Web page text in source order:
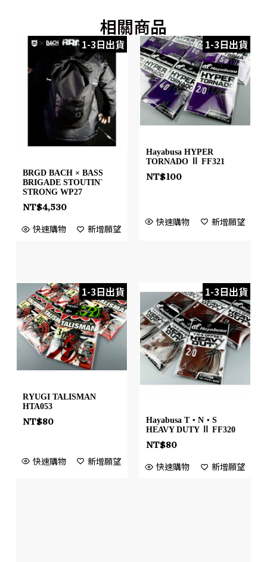
相關商品
1-3日出貨
BRGD BACH × BASS
BRIGADE STOUTIN`
STRONG WP27
NT$4,530
快速購物 新增願望
1-3日出貨
Hayabusa HYPER
TORNADO Ⅱ FF321
NT$100
快速購物 新增願望
1-3日出貨
RYUGI TALISMAN
HTA053
NT$80
快速購物 新增願望
1-3日出貨
Hayabusa T・N・S
HEAVY DUTY Ⅱ FF320
NT$80
快速購物 新增願望